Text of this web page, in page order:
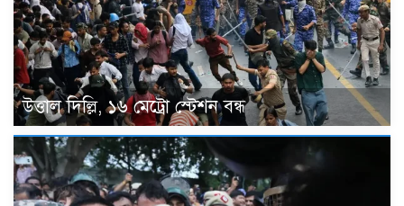
উত্তাল দিল্লি, ১৬ মেট্রো স্টেশন বন্ধ